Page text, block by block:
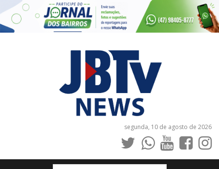
segunda, 10 de agosto de 2026